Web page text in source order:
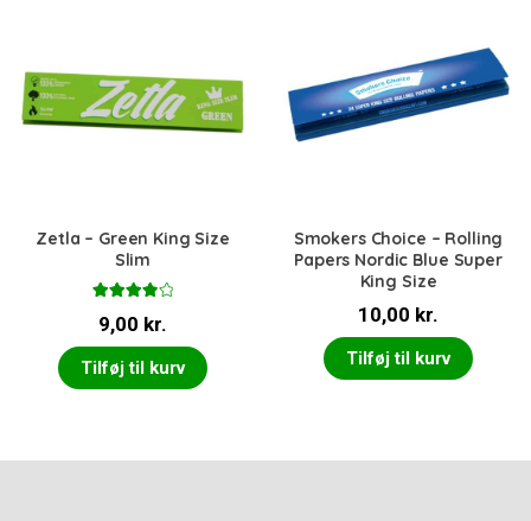
Zetla – Green King Size
Slim
4.00ud
af 5
9,00 kr.
Tilføj til kurv
Smokers Choice – Rolling
Papers Nordic Blue Super
King Size
10,00 kr.
Tilføj til kurv